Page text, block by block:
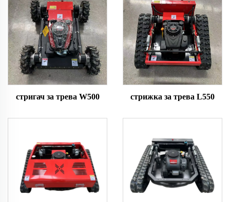
стригач за трева W500 стрижка за трева L550